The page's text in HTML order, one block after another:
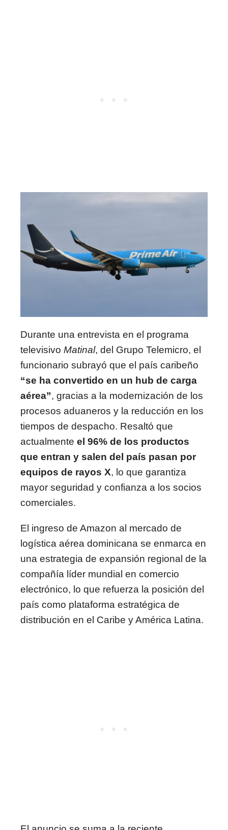
Durante una entrevista en el programa
televisivo Matinal, del Grupo Telemicro, el
funcionario subrayó que el país caribeño
“se ha convertido en un hub de carga
aérea”, gracias a la modernización de los
procesos aduaneros y la reducción en los
tiempos de despacho. Resaltó que
actualmente el 96% de los productos
que entran y salen del país pasan por
equipos de rayos X, lo que garantiza
mayor seguridad y confianza a los socios
comerciales.
El ingreso de Amazon al mercado de
logística aérea dominicana se enmarca en
una estrategia de expansión regional de la
compañía líder mundial en comercio
electrónico, lo que refuerza la posición del
país como plataforma estratégica de
distribución en el Caribe y América Latina.